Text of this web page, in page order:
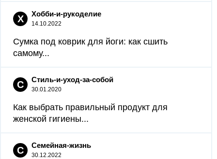
Х Хобби-и-рукоделие
14.10.2022
Сумка под коврик для йоги: как сшить
самому...
С Стиль-и-уход-за-собой
30.01.2020
Как выбрать правильный продукт для
женской гигиены...
С Семейная-жизнь
30.12.2022